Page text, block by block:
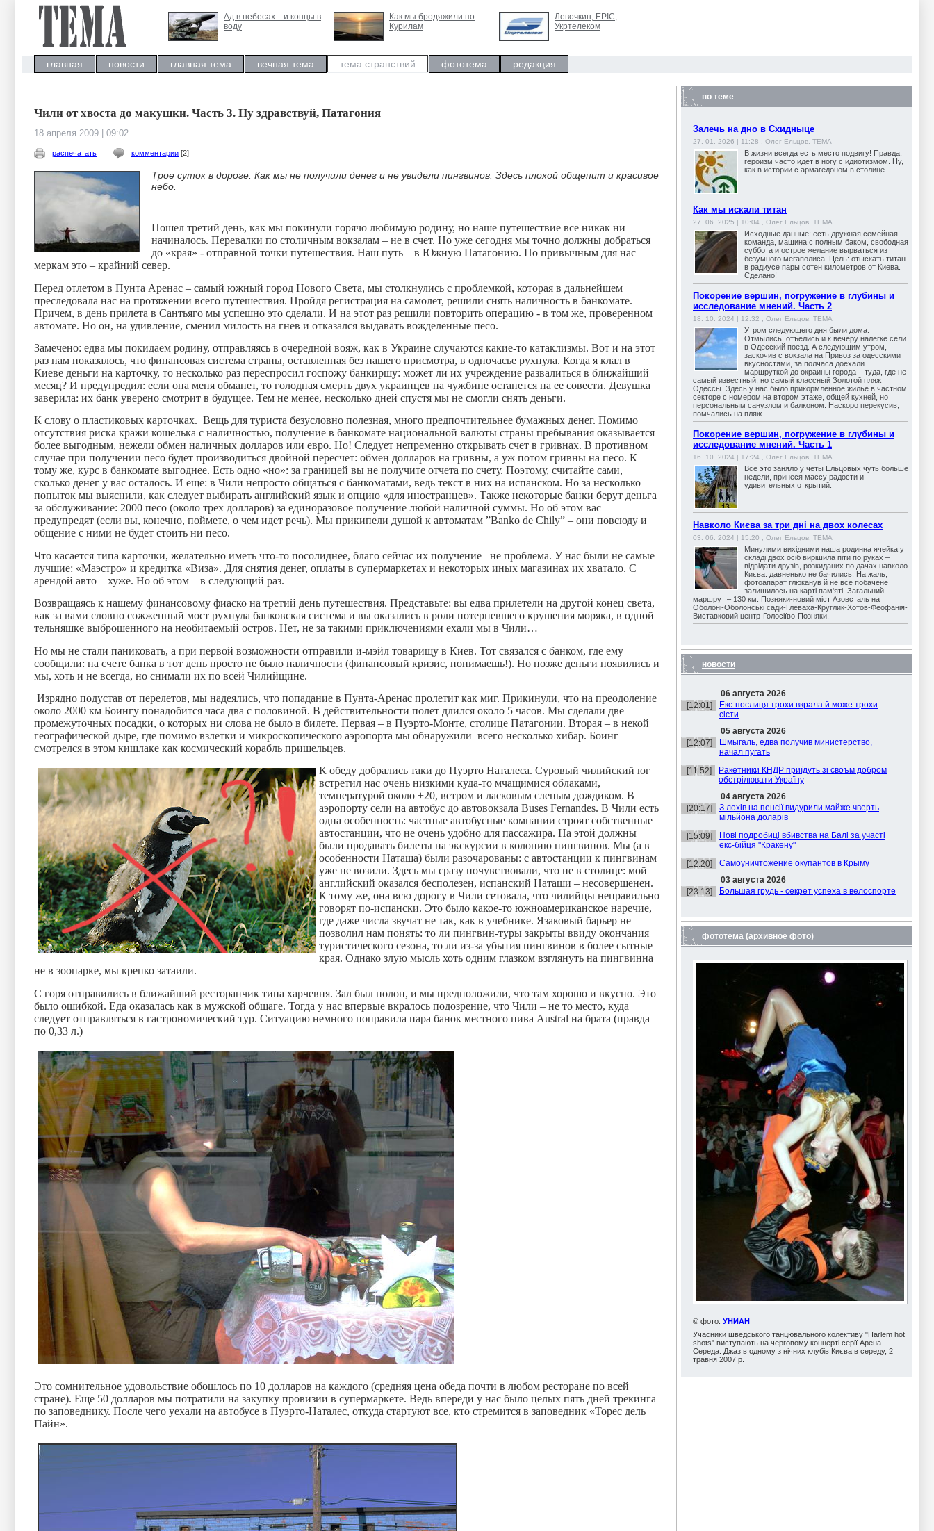
Ад в небесах... и концы в
воду
Как мы бродяжили по
Курилам
Левочкин, ЕРIC,
Укртелеком
главная новости главная тема вечная тема тема странствий фототема редакция
Чили от хвоста до макушки. Часть 3. Ну здравствуй, Патагония
18 апреля 2009 | 09:02
распечатать комментарии [2]
Трое суток в дороге. Как мы не получили денег и не увидели пингвинов. Здесь плохой общепит и красивое
небо.
Пошел третий день, как мы покинули горячо любимую родину, но наше путешествие все никак ни
начиналось. Перевалки по столичным вокзалам – не в счет. Но уже сегодня мы точно должны добраться
до «края» - отправной точки путешествия. Наш путь – в Южную Патагонию. По привычным для нас
меркам это – крайний север.
Перед отлетом в Пунта Аренас – самый южный город Нового Света, мы столкнулись с проблемкой, которая в дальнейшем
преследовала нас на протяжении всего путешествия. Пройдя регистрация на самолет, решили снять наличность в банкомате.
Причем, в день прилета в Сантьяго мы успешно это сделали. И на этот раз решили повторить операцию - в том же, проверенном
автомате. Но он, на удивление, сменил милость на гнев и отказался выдавать вожделенные песо.
Замечено: едва мы покидаем родину, отправляясь в очередной вояж, как в Украине случаются какие-то катаклизмы. Вот и на этот
раз нам показалось, что финансовая система страны, оставленная без нашего присмотра, в одночасье рухнула. Когда я клал в
Киеве деньги на карточку, то несколько раз переспросил госпожу банкиршу: может ли их учреждение развалиться в ближайший
месяц? И предупредил: если она меня обманет, то голодная смерть двух украинцев на чужбине останется на ее совести. Девушка
заверила: их банк уверено смотрит в будущее. Тем не менее, несколько дней спустя мы не смогли снять деньги.
К слову о пластиковых карточках. Вещь для туриста безусловно полезная, много предпочтительнее бумажных денег. Помимо
отсутствия риска кражи кошелька с наличностью, получение в банкомате национальной валюты страны пребывания оказывается
более выгодным, нежели обмен наличных долларов или евро. Но! Следует непременно открывать счет в гривнах. В противном
случае при получении песо будет производиться двойной пересчет: обмен долларов на гривны, а уж потом гривны на песо. К
тому же, курс в банкомате выгоднее. Есть одно «но»: за границей вы не получите отчета по счету. Поэтому, считайте сами,
сколько денег у вас осталось. И еще: в Чили непросто общаться с банкоматами, ведь текст в них на испанском. Но за несколько
попыток мы выяснили, как следует выбирать английский язык и опцию «для иностранцев». Также некоторые банки берут деньга
за обслуживание: 2000 песо (около трех долларов) за единоразовое получение любой наличной суммы. Но об этом вас
предупредят (если вы, конечно, поймете, о чем идет речь). Мы прикипели душой к автоматам ”Banko de Chily” – они повсюду и
общение с ними не будет стоить ни песо.
Что касается типа карточки, желательно иметь что-то посолиднее, благо сейчас их получение –не проблема. У нас были не самые
лучшие: «Маэстро» и кредитка «Виза». Для снятия денег, оплаты в супермаркетах и некоторых иных магазинах их хватало. С
арендой авто – хуже. Но об этом – в следующий раз.
Возвращаясь к нашему финансовому фиаско на третий день путешествия. Представьте: вы едва прилетели на другой конец света,
как за вами словно сожженный мост рухнула банковская система и вы оказались в роли потерпевшего крушения моряка, в одной
тельняшке выброшенного на необитаемый остров. Нет, не за такими приключениями ехали мы в Чили…
Но мы не стали паниковать, а при первой возможности отправили и-мэйл товарищу в Киев. Тот связался с банком, где ему
сообщили: на счете банка в тот день просто не было наличности (финансовый кризис, понимаешь!). Но позже деньги появились и
мы, хоть и не всегда, но снимали их по всей Чилийщине.
Изрядно подустав от перелетов, мы надеялись, что попадание в Пунта-Аренас пролетит как миг. Прикинули, что на преодоление
около 2000 км Боингу понадобится часа два с половиной. В действительности полет длился около 5 часов. Мы сделали две
промежуточных посадки, о которых ни слова не было в билете. Первая – в Пуэрто-Монте, столице Патагонии. Вторая – в некой
географической дыре, где помимо взлетки и микроскопического аэропорта мы обнаружили всего несколько хибар. Боинг
смотрелся в этом кишлаке как космический корабль пришельцев.
К обеду добрались таки до Пуэрто Наталеса. Суровый чилийский юг
встретил нас очень низкими куда-то мчащимися облаками,
температурой около +20, ветром и ласковым слепым дождиком. В
аэропорту сели на автобус до автовокзала Buses Fernandes. В Чили есть
одна особенность: частные автобусные компании строят собственные
автостанции, что не очень удобно для пассажира. На этой должны
были продавать билеты на экскурсии в колонию пингвинов. Мы (а в
особенности Наташа) были разочарованы: с автостанции к пингвинам
уже не возили. Здесь мы сразу почувствовали, что не в столице: мой
английский оказался бесполезен, испанский Наташи – несовершенен.
К тому же, она всю дорогу в Чили сетовала, что чилийцы неправильно
говорят по-испански. Это было какое-то южноамериканское наречие,
где даже числа звучат не так, как в учебнике. Язаковый барьер не
позволил нам понять: то ли пингвин-туры закрыты ввиду окончания
туристического сезона, то ли из-за убытия пингвинов в более сытные
края. Однако злую мысль хоть одним глазком взглянуть на пингвинна
не в зоопарке, мы крепко затаили.
С горя отправились в ближайший ресторанчик типа харчевня. Зал был полон, и мы предположили, что там хорошо и вкусно. Это
было ошибкой. Еда оказалась как в мужской общаге. Тогда у нас впервые вкралось подозрение, что Чили – не то место, куда
следует отправляться в гастрономический тур. Ситуацию немного поправила пара банок местного пива Austral на брата (правда
по 0,33 л.)
Это сомнительное удовольствие обошлось по 10 долларов на каждого (средняя цена обеда почти в любом ресторане по всей
стране). Еще 50 долларов мы потратили на закупку провизии в супермаркете. Ведь впереди у нас было целых пять дней трекинга
по заповеднику. После чего уехали на автобусе в Пуэрто-Наталес, откуда стартуют все, кто стремится в заповедник «Торес дель
Пайн».
по теме
Залечь на дно в Схидныце
27. 01. 2026 | 11:28 , Олег Ельцов. ТЕМА
В жизни всегда есть место подвигу! Правда,
героизм часто идет в ногу с идиотизмом. Ну,
как в истории с армагедоном в столице.
Как мы искали титан
27. 06. 2025 | 10:04 , Олег Ельцов. ТЕМА
Исходные данные: есть дружная семейная
команда, машина с полным баком, свободная
суббота и острое желание вырваться из
безумного мегаполиса. Цель: отыскать титан
в радиусе пары сотен километров от Киева.
Сделано!
Покорение вершин, погружение в глубины и
исследование мнений. Часть 2
18. 10. 2024 | 12:32 , Олег Ельцов. ТЕМА
Утром следующего дня были дома.
Отмылись, отъелись и к вечеру налегке сели
в Одесский поезд. А следующим утром,
заскочив с вокзала на Привоз за одесскими
вкусностями, за полчаса доехали
маршруткой до окраины города – туда, где не
самый известный, но самый классный Золотой пляж
Одессы. Здесь у нас было прикормленное жилье в частном
секторе с номером на втором этаже, общей кухней, но
персональным санузлом и балконом. Наскоро перекусив,
помчались на пляж.
Покорение вершин, погружение в глубины и
исследование мнений. Часть 1
16. 10. 2024 | 17:24 , Олег Ельцов. ТЕМА
Все это заняло у четы Ельцовых чуть больше
недели, принеся массу радости и
удивительных открытий.
Навколо Києва за три дні на двох колесах
03. 06. 2024 | 15:20 , Олег Ельцов. ТЕМА
Минулими вихідними наша родинна ячейка у
складі двох осіб вирішила піти по руках –
відвідати друзів, розкиданих по дачах навколо
Києва: давненько не бачились. На жаль,
фотоапарат глюканув й не все побачене
залишилось на карті пам'яті. Загальний
маршрут – 130 км: Позняки-новий міст Азовсталь на
Оболоні-Оболонські сади-Глеваха-Круглик-Хотов-Феофанія-
Виставковий центр-Голосіїво-Позняки.
новости
06 августа 2026
[12:01]
Екс-послиця трохи вкрала й може трохи
сісти
05 августа 2026
[12:07]
Шмыгаль, едва получив министерство,
начал пугать
[11:52]
Ракетники КНДР приїдуть зі своъм добром
обстрілювати Україну
04 августа 2026
[20:17]
З лохів на пенсії видурили майже чверть
мільйона доларів
[15:09]
Нові подробиці вбивства на Балі за участі
екс-бійця "Кракену"
[12:20]
Самоуничтожение окупантов в Крыму
03 августа 2026
[23:13]
Большая грудь - секрет успеха в велоспорте
фототема (архивное фото)
© фото: УНИАН
Учасники шведського танцювального колективу "Harlem hot
shots" виступають на черговому концерті серії Арена.
Середа. Джаз в одному з нічних клубів Києва в середу, 2
травня 2007 р.